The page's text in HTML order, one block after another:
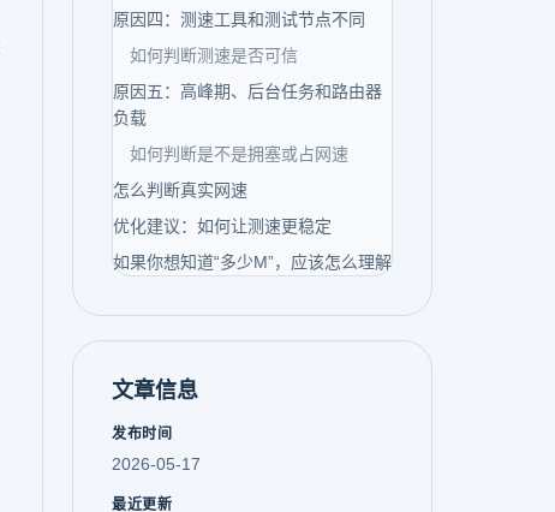
原因四：测速工具和测试节点不同
如何判断测速是否可信
原因五：高峰期、后台任务和路由器
负载
如何判断是不是拥塞或占网速
怎么判断真实网速
优化建议：如何让测速更稳定
如果你想知道“多少M”，应该怎么理解
文章信息
发布时间
2026-05-17
最近更新